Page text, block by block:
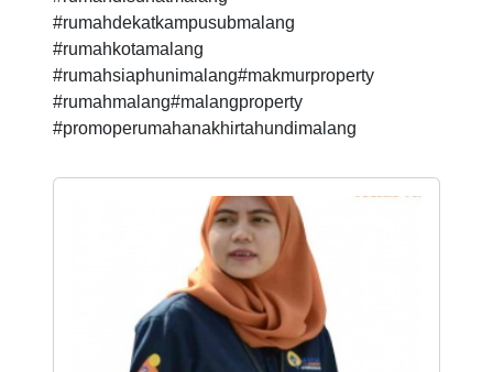
#rumahdekatkampusubmalang
#rumahkotamalang
#rumahsiaphunimalang#makmurproperty
#rumahmalang#malangproperty
#promoperumahanakhirtahundimalang